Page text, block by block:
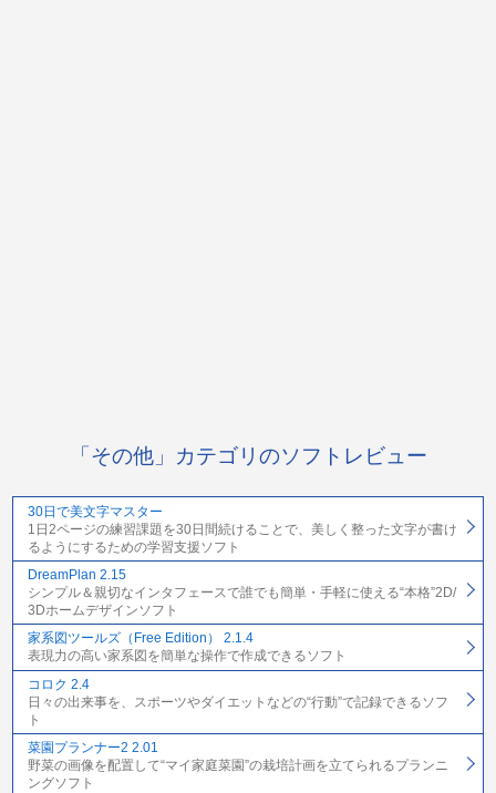
「その他」カテゴリのソフトレビュー
30日で美文字マスター
1日2ページの練習課題を30日間続けることで、美しく整った文字が書け
るようにするための学習支援ソフト
DreamPlan 2.15
シンプル＆親切なインタフェースで誰でも簡単・手軽に使える“本格”2D/
3Dホームデザインソフト
家系図ツールズ（Free Edition） 2.1.4
表現力の高い家系図を簡単な操作で作成できるソフト
コロク 2.4
日々の出来事を、スポーツやダイエットなどの“行動”で記録できるソフ
ト
菜園プランナー2 2.01
野菜の画像を配置して“マイ家庭菜園”の栽培計画を立てられるプランニ
ングソフト